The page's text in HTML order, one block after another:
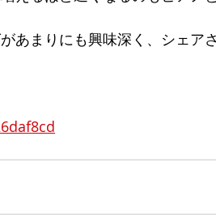
あまりにも興味深く、シェア